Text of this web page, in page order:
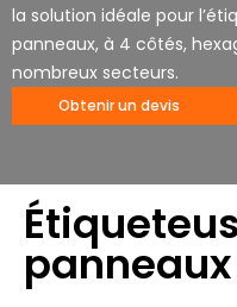
la solution idéale pour
panneaux, à 4 côtés,
nombreux secteurs.
Obtenir un devis
panneaux